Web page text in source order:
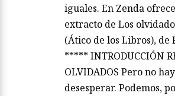
iguales. En Zenda
extracto de Los
(Ático de los Libros), de
***** INTRODUCCIÓN
OLVIDADOS Pero no
desesperar. Podemos,